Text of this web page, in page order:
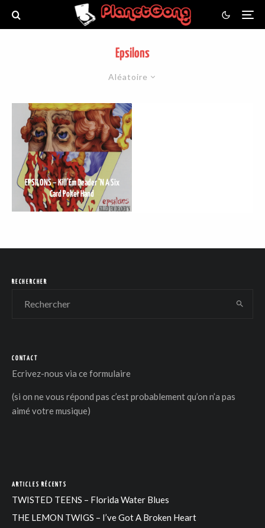
Epsilons
Aléatoire
EPSILONS – Kill’Em Deader ‘N A Six
Card Poker Hand
RECHERCHER
CONTACT
Ecrivez-nous via ce formulaire
(si on ne vous répond pas c’est probablement qu’on n’a pas
aimé votre musique)
ARTICLES RÉCENTS
TWISTED TEENS – Florida Water Blues
THE LEMON TWIGS – I’ve Got A Broken Heart